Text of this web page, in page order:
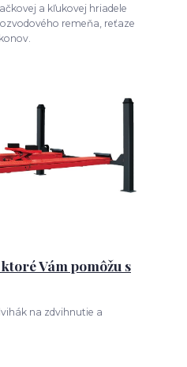
a kľukovej hriadele
remeňa, reťaze
Vám pomôžu s
na zdvihnutie a